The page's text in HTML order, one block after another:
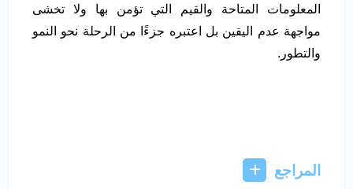
المعلومات المتاحة والقيم التي تؤمن بها ولا تخشى
مواجهة عدم اليقين بل اعتبره جزءًا من الرحلة نحو النمو
والتطور.
المراجع